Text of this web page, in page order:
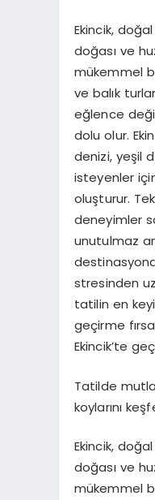
Ekincik,
doğası ve
mükemmel
ve balık
eğlence
dolu olur.
denizi, yeşil
isteyenler
oluşturur.
deneyimler
unutulmaz
stresinden
tatilin en
geçirme
Ekincik’te
Tatilde
koylarını
Ekincik,
doğası ve
mükemmel